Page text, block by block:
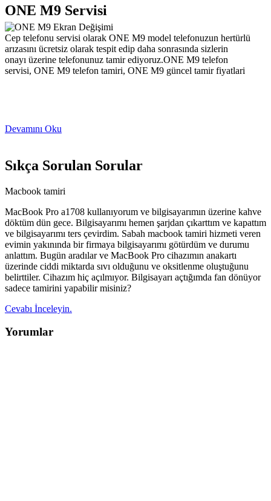
ONE M9 Servisi
Cep telefonu servisi olarak ONE M9 model telefonuzun hertürlü
arızasını ücretsiz olarak tespit edip daha sonrasında sizlerin
onayı üzerine telefonunuz tamir ediyoruz.ONE M9 telefon
servisi, ONE M9 telefon tamiri, ONE M9 güncel tamir fiyatlari
Devamını Oku
Sıkça Sorulan Sorular
Macbook tamiri
MacBook Pro a1708 kullanıyorum ve bilgisayarımın üzerine kahve
döktüm dün gece. Bilgisayarımı hemen şarjdan çıkarttım ve kapattım
ve bilgisayarımı ters çevirdim. Sabah macbook tamiri hizmeti veren
evimin yakınında bir firmaya bilgisayarımı götürdüm ve durumu
anlattım. Bugün aradılar ve MacBook Pro cihazımın anakartı
üzerinde ciddi miktarda sıvı olduğunu ve oksitlenme oluştuğunu
belirttiler. Cihazım hiç açılmıyor. Bilgisayarı açtığımda fan dönüyor
sadece tamirini yapabilir misiniz?
Cevabı İnceleyin.
Yorumlar